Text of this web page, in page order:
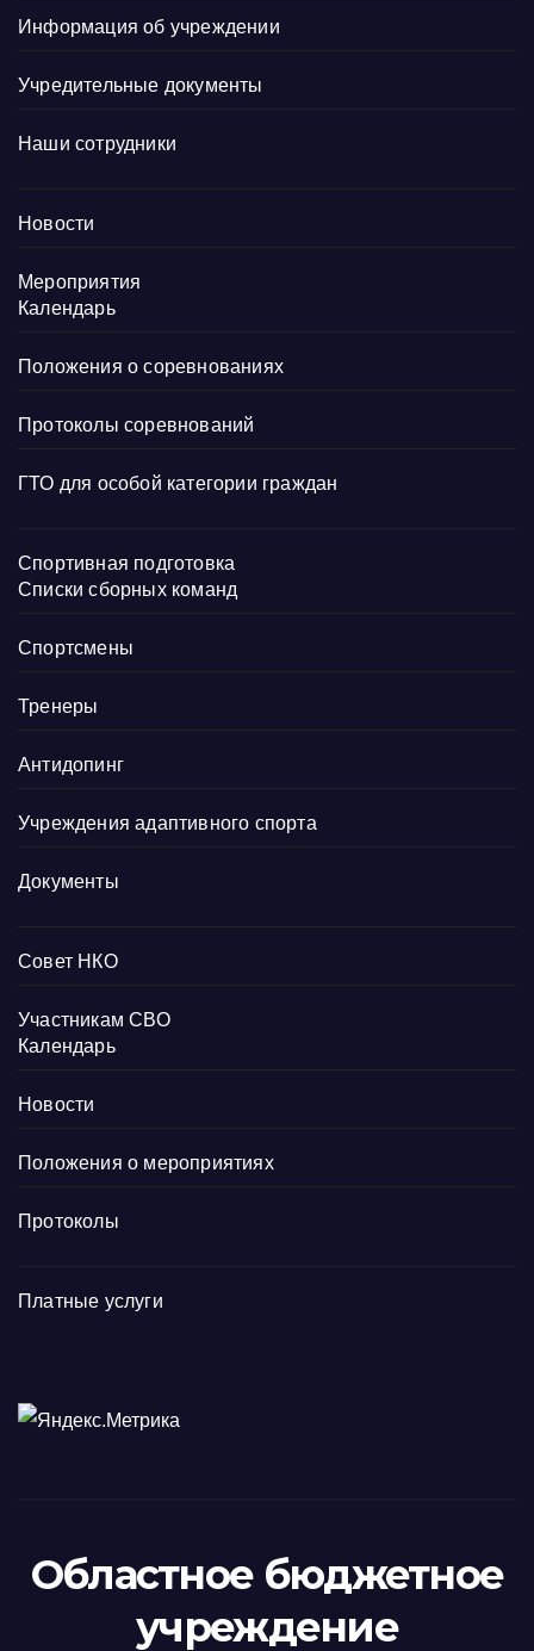
Информация об учреждении
Учредительные документы
Наши сотрудники
Новости
Мероприятия
Календарь
Положения о соревнованиях
Протоколы соревнований
ГТО для особой категории граждан
Спортивная подготовка
Списки сборных команд
Спортсмены
Тренеры
Антидопинг
Учреждения адаптивного спорта
Документы
Совет НКО
Участникам СВО
Календарь
Новости
Положения о мероприятиях
Протоколы
Платные услуги
Областное бюджетное
учреждение